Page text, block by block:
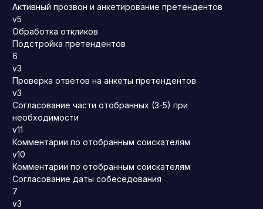
Активный прозвон и анкетирование претендентов
v5
Обработка откликов
Подстройка претендентов
6
v3
Проверка ответов на анкеты претендентов
v3
Согласование части отобранных (3-5) при
необходимости
v11
Комментарии по отобранным соискателям
v10
Комментарии по отобранным соискателям
Согласование даты собеседования
7
v3